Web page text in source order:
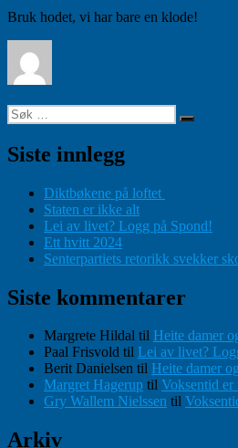
Bruk hodet, vi har bare en klode!
Søk
etter:
Søk
Siste innlegg
Diktbøkene på loftet
Staten er ikke alt
Lei av livet? Logg på Spond!
Ett hvitt 2024
Senterpartiets retorikk svekker
Siste kommentarer
Margrete Hildal til Heite damer
Paal Frisvold til Lei av livet?
Berit Danielsen til Heite damer
Margret Hagerup til Voksentid
Gry Wallem Nielssen til
Arkiv